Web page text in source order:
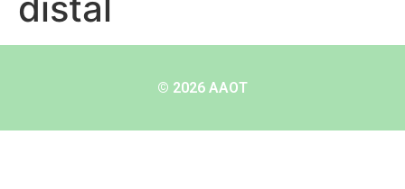
© 2026 AAOT